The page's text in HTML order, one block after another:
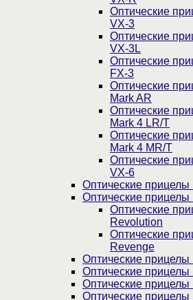
Оптические
VX-3
Оптические
VX-3L
Оптические
FX-3
Оптические
Mark AR
Оптические
Mark 4 LR/T
Оптические
Mark 4 MR/T
Оптические
VX-6
Оптические прицелы
Оптические прицелы
Оптические
Revolution
Оптические
Revenge
Оптические прицелы
Оптические прицелы
Оптические прицелы
Оптические прицелы